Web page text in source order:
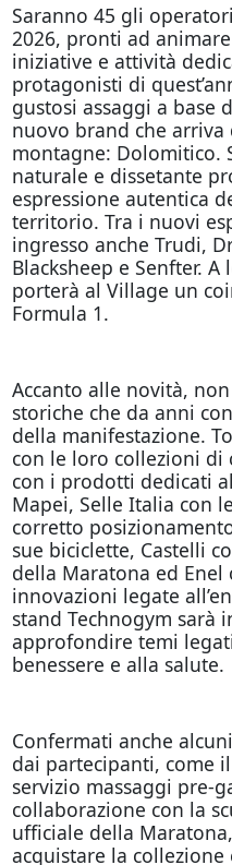
Saranno 45 gli
2026, pronti ad
iniziative e attività
protagonisti di
gustosi assaggi a base
nuovo brand che
montagne: Dolomitico.
naturale e dissetante
espressione autentica
territorio. Tra i nuovi
ingresso anche Trudi,
Blacksheep e Senfter.
porterà al Village un
Formula 1.
Accanto alle novità,
storiche che da anni
della manifestazione.
con le loro collezioni di
con i prodotti dedicati
Mapei, Selle Italia con
corretto
sue biciclette, Castelli
della Maratona ed
innovazioni legate
stand Technogym sarà
approfondire temi
benessere e alla salute.
Confermati anche
dai partecipanti, come
servizio massaggi pre-
collaborazione con la
ufficiale della
acquistare la collezione